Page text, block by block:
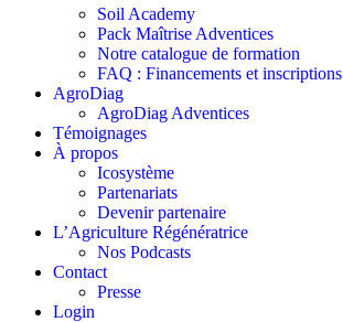
Soil Academy
Pack Maîtrise Adventices
Notre catalogue de formation
FAQ : Financements et inscriptions
AgroDiag
AgroDiag Adventices
Témoignages
À propos
Icosystème
Partenariats
Devenir partenaire
L’Agriculture Régénératrice
Nos Podcasts
Contact
Presse
Login